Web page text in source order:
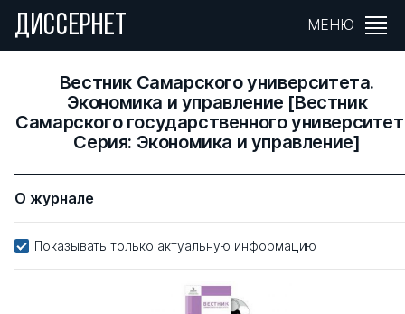
ДИССЕРНЕТ МЕНЮ
Вестник Самарского университета.
Экономика и управление [Вестник
Самарского государственного
Серия: Экономика и управление]
О журнале
Показывать только актуальную информацию